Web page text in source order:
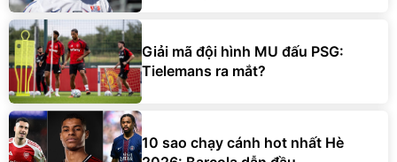
Giải mã đội hình MU đấu PSG:
Tielemans ra mắt?
10 sao chạy cánh hot nhất Hè